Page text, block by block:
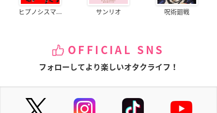
ヒプノシスマ... サンリオ 呪術廻戦
OFFICIAL SNS
フォローしてより楽しいオタクライフ！